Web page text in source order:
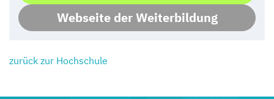
Webseite der Weiterbildung
zurück zur Hochschule